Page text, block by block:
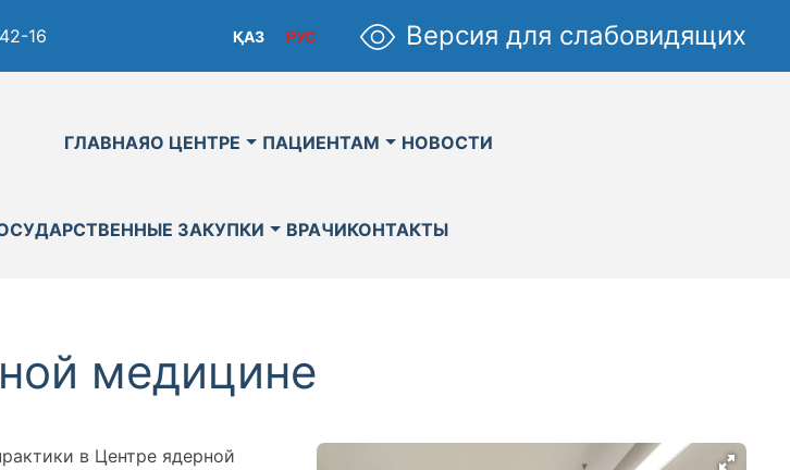
16 РУС
ҚАЗ Версия для слабовидящих
ГЛАВНАЯО ЦЕНТРЕ ПАЦИЕНТАМ НОВОСТИ
ЗАКУПКИ ВРАЧИКОНТАКТЫ
медицине
в Центре ядерной